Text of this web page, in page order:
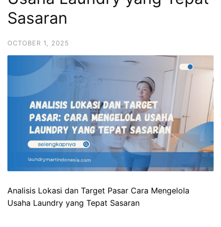
Sasaran
OCTOBER 1, 2025
Analisis Lokasi dan Target Pasar Cara Mengelola
Usaha Laundry yang Tepat Sasaran